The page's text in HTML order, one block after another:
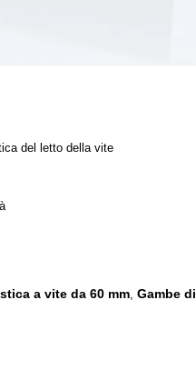
del letto della vite
a vite da 60 mm, Gambe